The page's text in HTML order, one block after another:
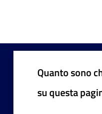
Quanto sono
su questa